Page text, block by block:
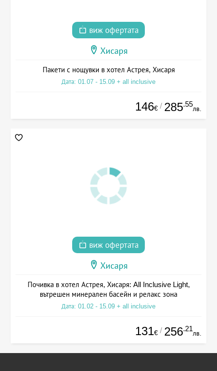
виж офертата
Хисаря
Пакети с нощувки в хотел Астрея, Хисаря
Дата: 01.07 - 15.09 + all inclusive
146€ / 285.55
лв.
виж офертата
Хисаря
Почивка в хотел Астрея, Хисаря: All Inclusive Light,
вътрешен минерален басейн и релакс зона
Дата: 01.02 - 15.09 + all inclusive
131€ / 256.21
лв.